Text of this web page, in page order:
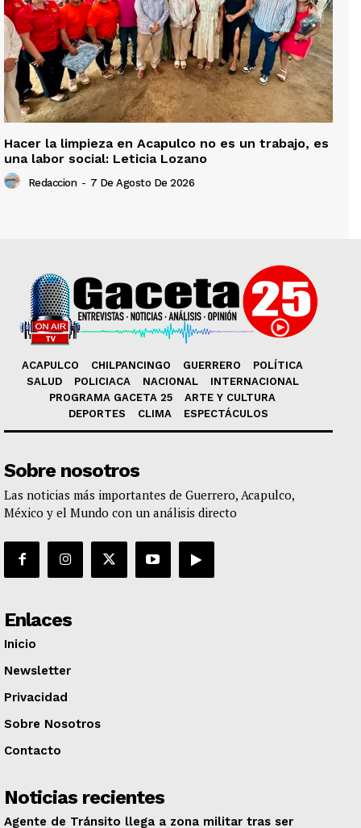
Hacer la limpieza en Acapulco no es un trabajo, es
una labor social: Leticia Lozano
Redaccion - 7 De Agosto De 2026
ACAPULCO CHILPANCINGO GUERRERO
POLÍTICA
SALUD
POLICIACA NACIONAL
INTERNACIONAL
PROGRAMA GACETA 25
ARTE Y CULTURA
DEPORTES
CLIMA ESPECTÁCULOS
Sobre nosotros
Las noticias más importantes de Guerrero, Acapulco,
México y el Mundo con un análisis directo
Enlaces
Inicio
Newsletter
Privacidad
Sobre Nosotros
Contacto
Noticias recientes
Agente de Tránsito llega a zona militar tras ser